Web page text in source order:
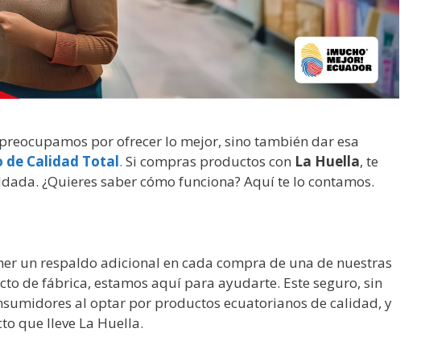
por ofrecer lo mejor, sino también dar esa
de Calidad Total. Si compras productos con La Huella, te
¿Quieres saber cómo funciona? Aquí te lo contamos.
un respaldo adicional en cada compra de una de nuestras
de fábrica, estamos aquí para ayudarte. Este seguro, sin
al optar por productos ecuatorianos de calidad, y
que lleve La Huella.